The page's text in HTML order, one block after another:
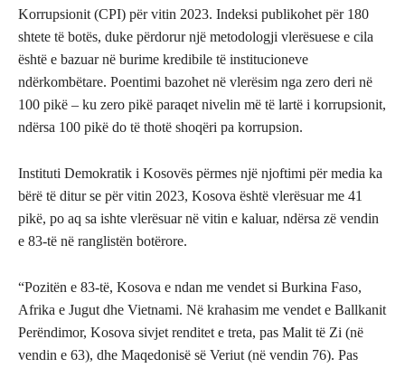
Korrupsionit (CPI) për vitin 2023. Indeksi publikohet për 180
shtete të botës, duke përdorur një metodologji vlerësuese e cila
është e bazuar në burime kredibile të institucioneve
ndërkombëtare. Poentimi bazohet në vlerësim nga zero deri në
100 pikë – ku zero pikë paraqet nivelin më të lartë i korrupsionit,
ndërsa 100 pikë do të thotë shoqëri pa korrupsion.
Instituti Demokratik i Kosovës përmes një njoftimi për media ka
bërë të ditur se për vitin 2023, Kosova është vlerësuar me 41
pikë, po aq sa ishte vlerësuar në vitin e kaluar, ndërsa zë vendin
e 83-të në ranglistën botërore.
“Pozitën e 83-të, Kosova e ndan me vendet si Burkina Faso,
Afrika e Jugut dhe Vietnami. Në krahasim me vendet e Ballkanit
Perëndimor, Kosova sivjet renditet e treta, pas Malit të Zi (në
vendin e 63), dhe Maqedonisë së Veriut (në vendin 76). Pas